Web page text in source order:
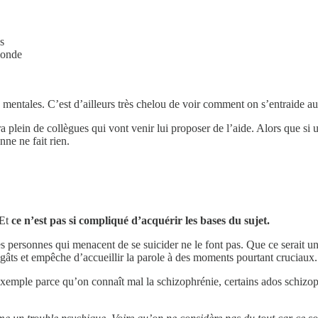
C’est d’ailleurs très chelou de voir comment on s’entraide
plein de collègues qui vont venir lui proposer de l’aide. Alors que si
ne fait rien.
ce n’est pas si compliqué d’acquérir les bases du sujet.
qui menacent de se suicider ne le font pas. Que ce serait
et empêche d’accueillir la parole à des moments pourtant cruciaux.
parce qu’on connaît mal la schizophrénie, certains ados